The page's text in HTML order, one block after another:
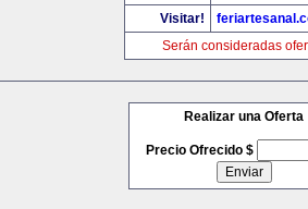
Visitar!
Serán consideradas
Realizar una Oferta
Precio Ofrecido $